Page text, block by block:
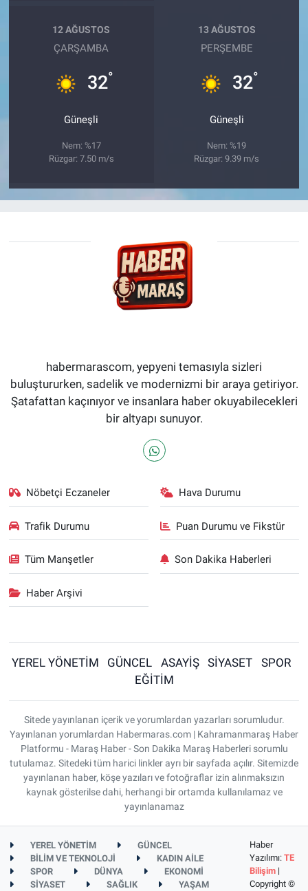
12 AĞUSTOS
ÇARŞAMBA
32°
Güneşli
Nem: %17
Rüzgar: 7.50 m/s
13 AĞUSTOS
PERŞEMBE
32°
Güneşli
Nem: %19
Rüzgar: 9.39 m/s
habermarascom, yepyeni temasıyla sizleri
buluştururken, sadelik ve modernizmi bir araya getiriyor.
Şatafattan kaçınıyor ve insanlara haber okuyabilecekleri
bir altyapı sunuyor.
Nöbetçi Eczaneler Hava Durumu
Trafik Durumu Puan Durumu ve Fikstür
Tüm Manşetler Son Dakika Haberleri
Haber Arşivi
YEREL YÖNETİM GÜNCEL ASAYİŞ SİYASET
SPOR
EĞİTİM
Sitede yayınlanan içerik ve yorumlardan yazarları sorumludur.
Yayınlanan yorumlardan Habermaras.com | Kahramanmaraş Haber
Platformu - Maraş Haber - Son Dakika Maraş Haberleri sorumlu
tutulamaz. Sitedeki tüm harici linkler ayrı bir sayfada açılır. Sitemizde
yayınlanan haber, köşe yazıları ve fotoğraflar izin alınmaksızın
kaynak gösterilse dahi, herhangi bir ortamda kullanılamaz ve
yayınlanamaz
YEREL YÖNETİM
GÜNCEL
BİLİM VE TEKNOLOJİ
KADIN AİLE
SPOR
DÜNYA
EKONOMİ
SİYASET
SAĞLIK YAŞAM
Haber
Yazılımı: TE
Bilişim|
Copyright ©